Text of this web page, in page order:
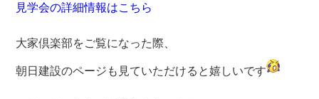
見学会の詳細情報はこちら
大家倶楽部をご覧になった際、
朝日建設のページも見ていただけると嬉しいです